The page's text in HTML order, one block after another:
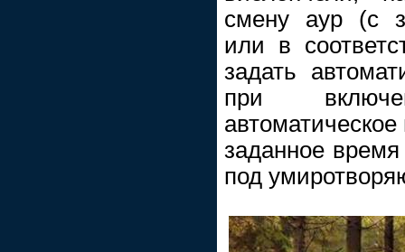
смену аур (с
или в
задать
при
заданное
под